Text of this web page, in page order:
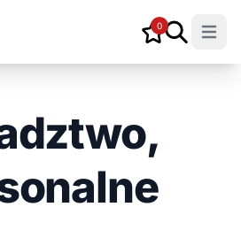
0
Open